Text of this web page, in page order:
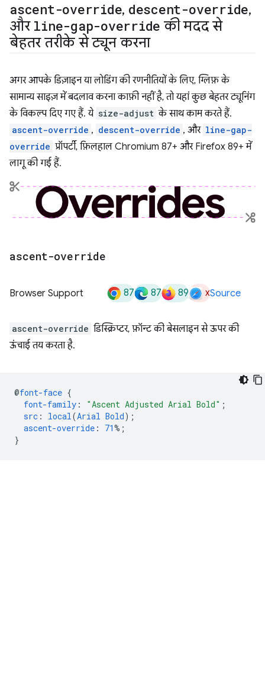
ascent-override, descent-override,
और line-gap-override की मदद से
बेहतर तरीके से ट्यून करना
अगर आपके डिज़ाइन या लोडिंग की रणनीतियों के लिए, ग्लिफ़ के
सामान्य साइज़ में बदलाव करना काफ़ी नहीं है, तो यहां कुछ बेहतर ट्यूनिंग
के विकल्प दिए गए हैं. ये size-adjust के साथ काम करते हैं.
ascent-override , descent-override , और line-gap-
override प्रॉपर्टी, फ़िलहाल Chromium 87+ और Firefox 89+ में
लागू की गई हैं.
ascent-override
Browser Support 87 87 89 xSource
ascent-override डिस्क्रिप्टर, फ़ॉन्ट की बेसलाइन से ऊपर की
ऊंचाई तय करता है.
@font-face {
font-family : "Ascent Adjusted Arial Bold" ;
src : local (Arial Bold);
ascent-override : 71%;
}